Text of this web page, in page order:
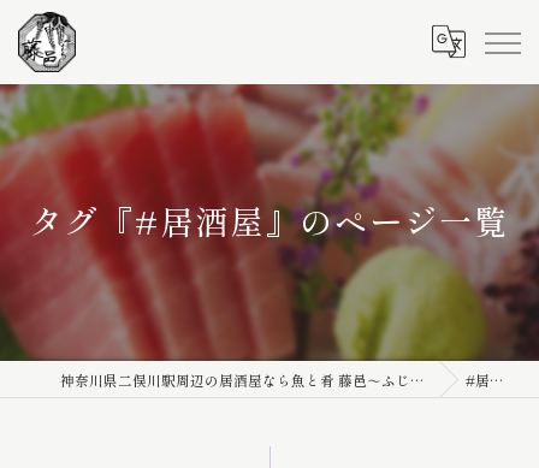
タグ『#居酒屋』のページ一覧
神奈川県二俣川駅周辺の居酒屋なら魚と肴 藤邑～ふじむら～ #居酒屋